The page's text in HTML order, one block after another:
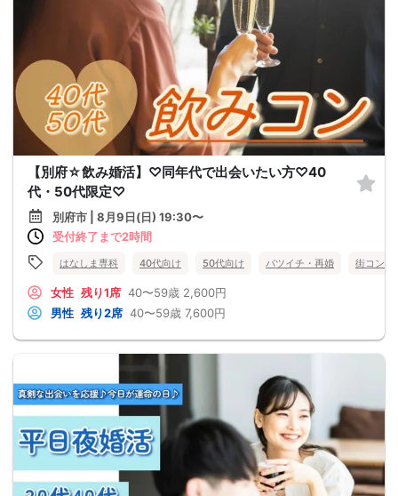
【別府☆飲み婚活】♡同年代で出会いたい方♡40
代・50代限定♡
別府市 | 8月9日(日) 19:30〜
受付終了まで2時間
はなしま専科 40代向け 50代向け バツイチ・再婚 街コン
女性 残り1席 40〜59歳 2,600円
男性 残り2席 40〜59歳 7,600円